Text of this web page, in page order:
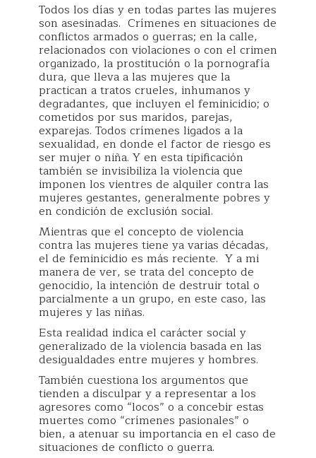
Todos los días y en todas partes las mujeres
son asesinadas. Crímenes en situaciones de
conflictos armados o guerras; en la calle,
relacionados con violaciones o con el crimen
organizado, la prostitución o la pornografía
dura, que lleva a las mujeres que la
practican a tratos crueles, inhumanos y
degradantes, que incluyen el feminicidio; o
cometidos por sus maridos, parejas,
exparejas. Todos crímenes ligados a la
sexualidad, en donde el factor de riesgo es
ser mujer o niña. Y en esta tipificación
también se invisibiliza la violencia que
imponen los vientres de alquiler contra las
mujeres gestantes, generalmente pobres y
en condición de exclusión social.
Mientras que el concepto de violencia
contra las mujeres tiene ya varias décadas,
el de feminicidio es más reciente. Y a mi
manera de ver, se trata del concepto de
genocidio, la intención de destruir total o
parcialmente a un grupo, en este caso, las
mujeres y las niñas.
Esta realidad indica el carácter social y
generalizado de la violencia basada en las
desigualdades entre mujeres y hombres.
También cuestiona los argumentos que
tienden a disculpar y a representar a los
agresores como “locos” o a concebir estas
muertes como “crímenes pasionales” o
bien, a atenuar su importancia en el caso de
situaciones de conflicto o guerra.